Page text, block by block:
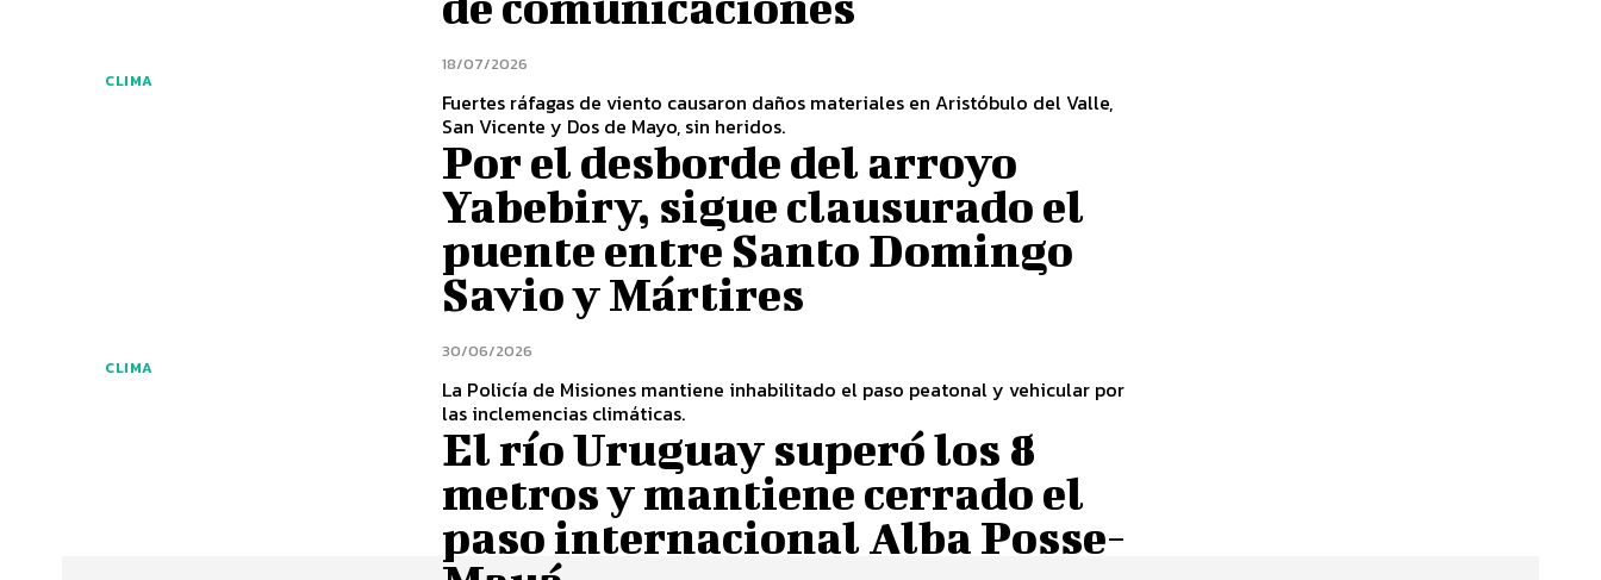
CLIMA
18/07/2026
Fuertes ráfagas de viento causaron daños materiales en Aristóbulo del Valle,
San Vicente y Dos de Mayo, sin heridos.
CLIMA
Por el desborde del arroyo
Yabebiry, sigue clausurado el
puente entre Santo Domingo
Savio y Mártires
30/06/2026
La Policía de Misiones mantiene inhabilitado el paso peatonal y vehicular por
las inclemencias climáticas.
El río Uruguay superó los 8
metros y mantiene cerrado el
paso internacional Alba Posse-